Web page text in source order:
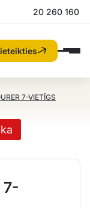
20 260 160
7-VIETĪGS
7-